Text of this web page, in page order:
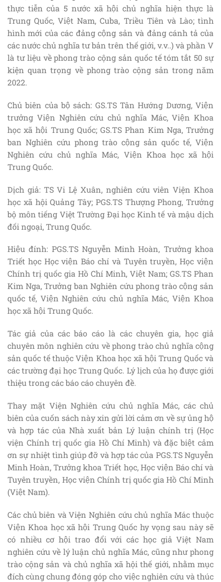
thực tiễn của 5 nước xã hội chủ nghĩa hiện thực là
Trung Quốc, Việt Nam, Cuba, Triều Tiên và Lào; tình
hình mới của các đảng cộng sản và đảng cánh tả của
các nước chủ nghĩa tư bản trên thế giới, v.v..) và phần V
là tư liệu về phong trào cộng sản quốc tế tóm tắt 50 sự
kiện quan trọng về phong trào cộng sản trong năm
2022.
Chủ biên của bộ sách: GS.TS Tân Hướng Dương, Viện
trưởng Viện Nghiên cứu chủ nghĩa Mác, Viện Khoa
học xã hội Trung Quốc; GS.TS Phan Kim Nga, Trưởng
ban Nghiên cứu phong trào cộng sản quốc tế, Viện
Nghiên cứu chủ nghĩa Mác, Viện Khoa học xã hội
Trung Quốc.
Dịch giả: TS Vi Lệ Xuân, nghiên cứu viên Viện Khoa
học xã hội Quảng Tây; PGS.TS Thượng Phong, Trưởng
bộ môn tiếng Việt Trường Đại học Kinh tế và mậu dịch
đối ngoại, Trung Quốc.
Hiệu đính: PGS.TS Nguyễn Minh Hoàn, Trưởng khoa
Triết học Học viện Báo chí và Tuyên truyền, Học viện
Chính trị quốc gia Hồ Chí Minh, Việt Nam; GS.TS Phan
Kim Nga, Trưởng ban Nghiên cứu phong trào cộng sản
quốc tế, Viện Nghiên cứu chủ nghĩa Mác, Viện Khoa
học xã hội Trung Quốc.
Tác giả của các báo cáo là các chuyên gia, học giả
chuyên môn nghiên cứu về phong trào chủ nghĩa cộng
sản quốc tế thuộc Viện Khoa học xã hội Trung Quốc và
các trường đại học Trung Quốc. Lý lịch của họ được giới
thiệu trong các báo cáo chuyên đề.
Thay mặt Viện Nghiên cứu chủ nghĩa Mác, các chủ
biên của cuốn sách này xin gửi lời cảm ơn về sự ủng hộ
và hợp tác của Nhà xuất bản Lý luận chính trị (Học
viện Chính trị quốc gia Hồ Chí Minh) và đặc biệt cảm
ơn sự nhiệt tình giúp đỡ và hợp tác của PGS.TS Nguyễn
Minh Hoàn, Trưởng khoa Triết học, Học viện Báo chí và
Tuyên truyền, Học viện Chính trị quốc gia Hồ Chí Minh
(Việt Nam).
Các chủ biên và Viện Nghiên cứu chủ nghĩa Mác thuộc
Viện Khoa học xã hội Trung Quốc hy vọng sau này sẽ
có nhiều cơ hội trao đổi với các học giả Việt Nam
nghiên cứu về lý luận chủ nghĩa Mác, cũng như phong
trào cộng sản và chủ nghĩa xã hội thế giới, nhằm mục
đích cùng chung đóng góp cho việc nghiên cứu và thúc